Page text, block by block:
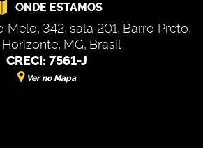
ONDE ESTAMOS
Melo, 342, sala 201, Barro Preto,
, MG, Brasil
CRECI: 7561-J
Ver no Mapa